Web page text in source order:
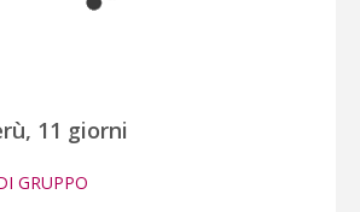
11 giorni
GRUPPO